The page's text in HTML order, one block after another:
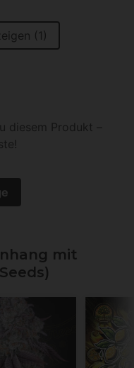
(1)
diesem Produkt –
mit